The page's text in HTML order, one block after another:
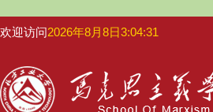
欢迎访问2026年8月8日3:04:32